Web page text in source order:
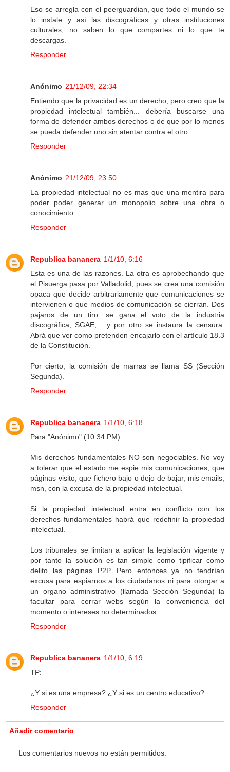
Eso se arregla con el peerguardian, que todo el mundo se
lo instale y así las discográficas y otras instituciones
culturales, no saben lo que compartes ni lo que te
descargas.
Responder
Anónimo 21/12/09, 22:34
Entiendo que la privacidad es un derecho, pero creo que la
propiedad intelectual también... debería buscarse una
forma de defender ambos derechos o de que por lo menos
se pueda defender uno sin atentar contra el otro...
Responder
Anónimo 21/12/09, 23:50
La propiedad intelectual no es mas que una mentira para
poder poder generar un monopolio sobre una obra o
conocimiento.
Responder
Republica bananera 1/1/10, 6:16
Esta es una de las razones. La otra es aprobechando que
el Pisuerga pasa por Valladolid, pues se crea una comisión
opaca que decide arbitrariamente que comunicaciones se
intervienen o que medios de comunicación se cierran. Dos
pajaros de un tiro: se gana el voto de la industria
discográfica, SGAE,... y por otro se instaura la censura.
Abrá que ver como pretenden encajarlo con el artículo 18.3
de la Constitución.
Por cierto, la comisión de marras se llama SS (Sección
Segunda).
Responder
Republica bananera 1/1/10, 6:18
Para "Anónimo" (10:34 PM)
Mis derechos fundamentales NO son negociables. No voy
a tolerar que el estado me espie mis comunicaciones, que
páginas visito, que fichero bajo o dejo de bajar, mis emails,
msn, con la excusa de la propiedad intelectual.
Si la propiedad intelectual entra en conflicto con los
derechos fundamentales habrá que redefinir la propiedad
intelectual.
Los tribunales se limitan a aplicar la legislación vigente y
por tanto la solución es tan simple como tipificar como
delito las páginas P2P. Pero entonces ya no tendrían
excusa para espiarnos a los ciudadanos ni para otorgar a
un organo administrativo (llamada Sección Segunda) la
facultar para cerrar webs según la conveniencia del
momento o intereses no determinados.
Responder
Republica bananera 1/1/10, 6:19
TP:
¿Y si es una empresa? ¿Y si es un centro educativo?
Responder
Añadir comentario
Los comentarios nuevos no están permitidos.